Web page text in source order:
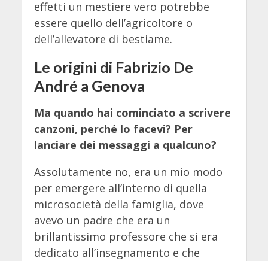
effetti un mestiere vero potrebbe
essere quello dell’agricoltore o
dell’allevatore di bestiame.
Le origini di Fabrizio De
André a Genova
Ma quando hai cominciato a scrivere
canzoni, perché lo facevi? Per
lanciare dei messaggi a qualcuno?
Assolutamente no, era un mio modo
per emergere all’interno di quella
microsocietà della famiglia, dove
avevo un padre che era un
brillantissimo professore che si era
dedicato all’insegnamento e che